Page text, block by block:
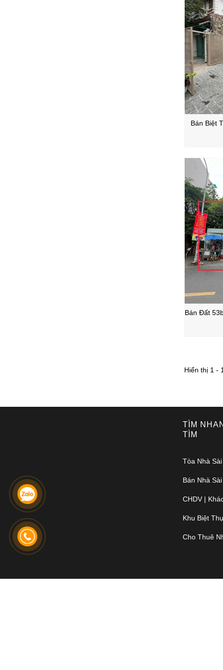
Bán Biệt
Hòa
Bán Đất
Hiển thị 1 -
TÌM
TÌM
Tòa Nhà
Bán Nhà
CHDV |
Khu Biệt
Cho Thuê